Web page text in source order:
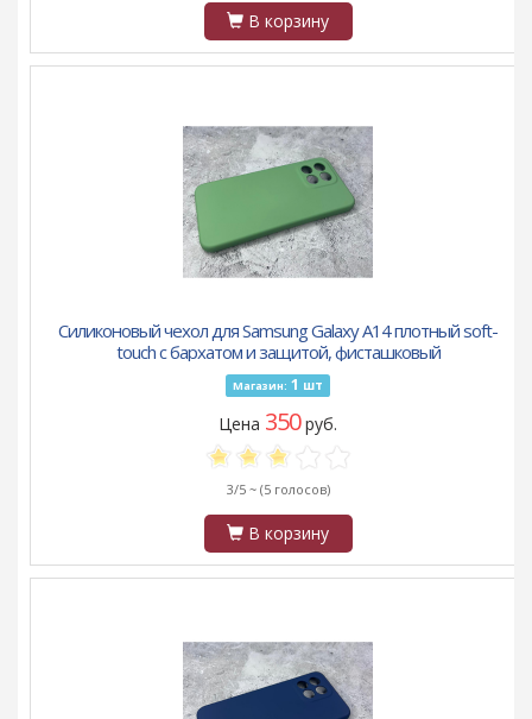
В корзину
Силиконовый чехол для Samsung Galaxy A14 плотный soft-
touch с бархатом и защитой, фисташковый
Магазин: 1 шт
Цена 350руб.
3/5 ~ (5 голосов)
В корзину